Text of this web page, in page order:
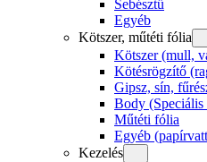
Sebésztű
Egyéb
Kötszer, műtéti fólia
Kötszer (mull,
Kötésrögzítő
Gipsz, sín,
Body (Speciális
Műtéti fólia
Egyéb
Kezelés